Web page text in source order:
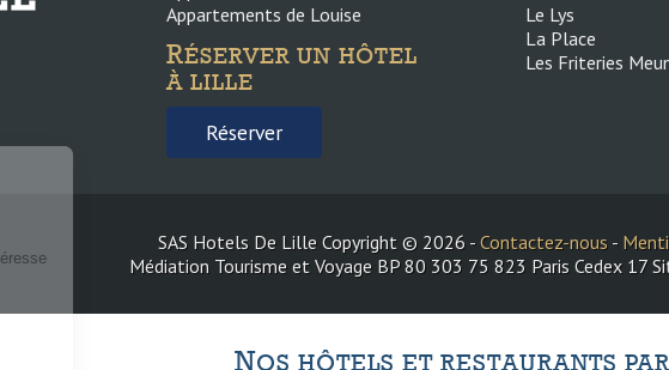
Appartements de Louise
RÉSERVER UN HÔTEL
À LILLE
Réserver
Le Lys
La Place
Les Friteries
SAS Hotels De Lille Copyright © 2026 -Contactez-nous -
Médiation Tourisme et Voyage BP 80 303 75 823 Paris Cedex 17
NOS HÔTELS ET RESTAURANTS